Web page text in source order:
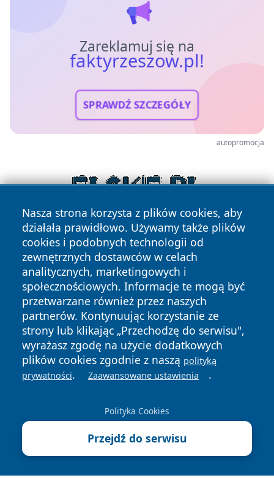
Zareklamuj się na
faktyrzeszow.pl!
SPRAWDŹ SZCZEGÓŁY
autopromocja
Nasza strona korzysta z plików cookies, aby
działała prawidłowo. Używamy także plików
cookies i podobnych technologii od
zewnętrznych dostawców w celach
analitycznych, marketingowych i
społecznościowych. Informacje te mogą być
przetwarzane również przez naszych
partnerów. Kontynuując korzystanie ze
strony lub klikając „Przechodzę do serwisu",
wyrażasz zgodę na użycie dodatkowych
plików cookies zgodnie z naszą polityką
prywatności. Zaawansowane ustawienia .
Polityka Cookies
Przejdź do serwisu
Copyright © 2026 faktyrzeszow.pl Wszystkie prawa
zastrzeżone.
News Autorzy
Polityka
Prywatności
Polityka
Cookies